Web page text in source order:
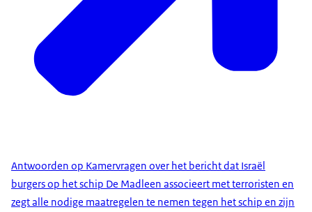
Antwoorden op Kamervragen over het bericht dat Israël
burgers op het schip De Madleen associeert met terroristen en
zegt alle nodige maatregelen te nemen tegen het schip en zijn